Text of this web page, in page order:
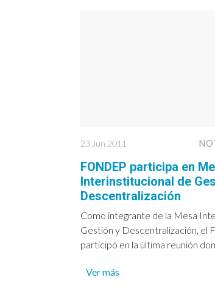
23 Jun 2011
FONDEP participa en
Interinstitucional de
Descentralización
Como integrante de la Mesa
Gestión y Descentralización, el
participó en la última reunión
Ver más